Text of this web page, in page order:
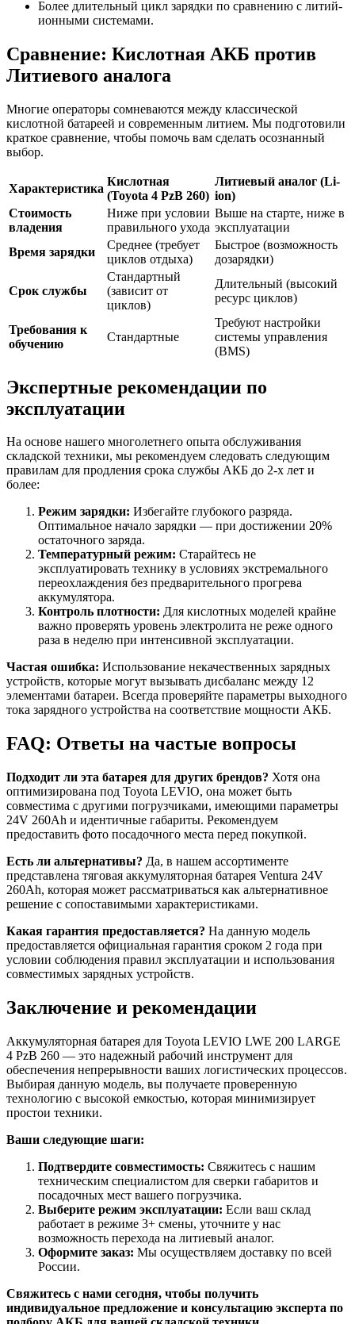
Более длительный цикл зарядки по сравнению с литий-
ионными системами.
Сравнение: Кислотная АКБ против
Литиевого аналога
Многие операторы сомневаются между классической
кислотной батареей и современным литием. Мы подготовили
краткое сравнение, чтобы помочь вам сделать осознанный
выбор.
Характеристика
Кислотная
(Toyota 4 PzB 260)
Литиевый аналог (Li-
ion)
Стоимость
владения
Ниже при условии
правильного ухода
Выше на старте, ниже в
эксплуатации
Время зарядки
Среднее (требует
циклов отдыха)
Быстрое (возможность
дозарядки)
Срок службы
Стандартный
(зависит от
циклов)
Длительный (высокий
ресурс циклов)
Требования к
обучению
Стандартные
Требуют настройки
системы управления
(BMS)
Экспертные рекомендации по
эксплуатации
На основе нашего многолетнего опыта обслуживания
складской техники, мы рекомендуем следовать следующим
правилам для продления срока службы АКБ до 2-х лет и
более:
Режим зарядки: Избегайте глубокого разряда.
Оптимальное начало зарядки — при достижении 20%
остаточного заряда.
Температурный режим: Старайтесь не
эксплуатировать технику в условиях экстремального
переохлаждения без предварительного прогрева
аккумулятора.
Контроль плотности: Для кислотных моделей крайне
важно проверять уровень электролита не реже одного
раза в неделю при интенсивной эксплуатации.
Частая ошибка: Использование некачественных зарядных
устройств, которые могут вызывать дисбаланс между 12
элементами батареи. Всегда проверяйте параметры выходного
тока зарядного устройства на соответствие мощности АКБ.
FAQ: Ответы на частые вопросы
Подходит ли эта батарея для других брендов? Хотя она
оптимизирована под Toyota LEVIO, она может быть
совместима с другими погрузчиками, имеющими параметры
24V 260Ah и идентичные габариты. Рекомендуем
предоставить фото посадочного места перед покупкой.
Есть ли альтернативы? Да, в нашем ассортименте
представлена тяговая аккумуляторная батарея Ventura 24V
260Ah, которая может рассматриваться как альтернативное
решение с сопоставимыми характеристиками.
Какая гарантия предоставляется? На данную модель
предоставляется официальная гарантия сроком 2 года при
условии соблюдения правил эксплуатации и использования
совместимых зарядных устройств.
Заключение и рекомендации
Аккумуляторная батарея для Toyota LEVIO LWE 200 LARGE
4 PzB 260 — это надежный рабочий инструмент для
обеспечения непрерывности ваших логистических процессов.
Выбирая данную модель, вы получаете проверенную
технологию с высокой емкостью, которая минимизирует
простои техники.
Ваши следующие шаги:
Подтвердите совместимость: Свяжитесь с нашим
техническим специалистом для сверки габаритов и
посадочных мест вашего погрузчика.
Выберите режим эксплуатации: Если ваш склад
работает в режиме 3+ смены, уточните у нас
возможность перехода на литиевый аналог.
Оформите заказ: Мы осуществляем доставку по всей
России.
Свяжитесь с нами сегодня, чтобы получить
индивидуальное предложение и консультацию эксперта по